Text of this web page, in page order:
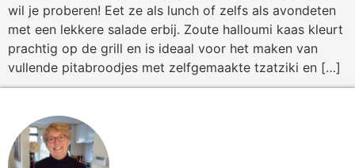
wil je proberen! Eet ze als lunch of zelfs als avondeten
met een lekkere salade erbij. Zoute halloumi kaas kleurt
prachtig op de grill en is ideaal voor het maken van
vullende pitabroodjes met zelfgemaakte tzatziki en […]